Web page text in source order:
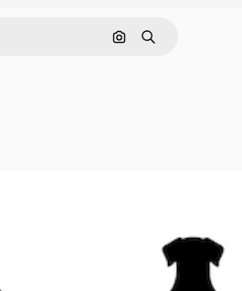
Поиск по
Поиск